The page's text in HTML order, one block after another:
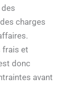
charges
frais et
donc
avant